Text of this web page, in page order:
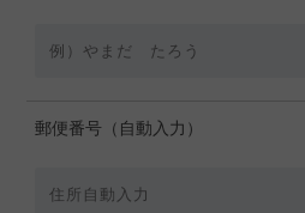
郵便番号（自動入力）